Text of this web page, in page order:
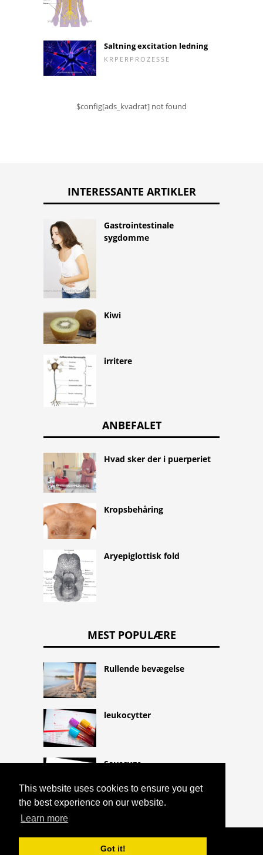
This website uses cookies to ensure you get
the best experience on our website.
Learn more
Got it!
Saltning excitation ledning
KRPERPROZESSE
$config[ads_kvadrat] not found
INTERESSANTE ARTIKLER
Gastrointestinale
sygdomme
Kiwi
irritere
ANBEFALET
Hvad sker der i puerperiet
Kropsbehåring
Aryepiglottisk fold
MEST POPULÆRE
Rullende bevægelse
leukocytter
Sovesyge
COPYRIGHT 2026 HTTPS://CQLIFE.NET